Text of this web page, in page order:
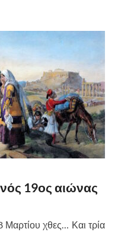
19ος αιώνας
χθες… Και τρία